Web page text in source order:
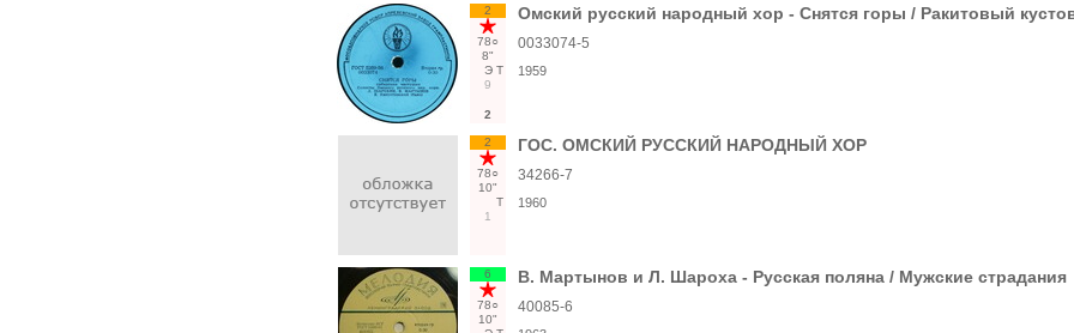
2
78○
8"
Э Т
9
2
Омский русский народный хор - Снятся горы / Ракитовый
0033074-5
1959
2
78○
10"
Т
1
ГОС. ОМСКИЙ РУССКИЙ НАРОДНЫЙ ХОР
34266-7
1960
6
78○
10"
В. Мартынов и Л. Шароха - Русская поляна / Мужские страдания
40085-6